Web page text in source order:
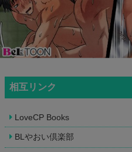
相互リンク
LoveCP Books
BLやおい倶楽部